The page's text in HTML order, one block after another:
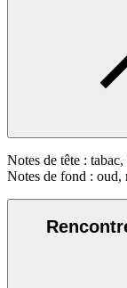
Notes de tête :
Notes de fond : oud,